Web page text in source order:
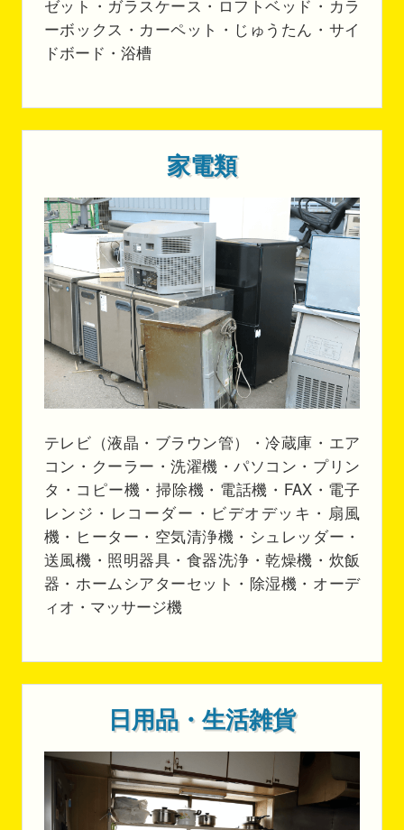
ゼット・ガラスケース・ロフトベッド・カラ
ーボックス・カーペット・じゅうたん・サイ
ドボード・浴槽
家電類
テレビ（液晶・ブラウン管）・冷蔵庫・エア
コン・クーラー・洗濯機・パソコン・プリン
タ・コピー機・掃除機・電話機・FAX・電子
レンジ・レコーダー・ビデオデッキ・扇風
機・ヒーター・空気清浄機・シュレッダー・
送風機・照明器具・食器洗浄・乾燥機・炊飯
器・ホームシアターセット・除湿機・オーデ
ィオ・マッサージ機
日用品・生活雑貨